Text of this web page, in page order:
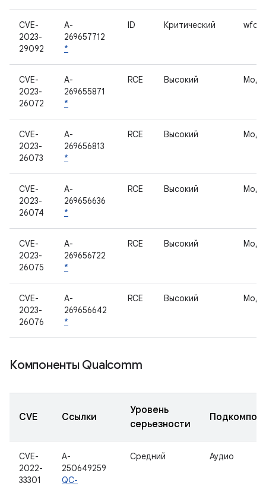
CVE-
2023-
29092
A-
269657712
*
ID Критический wfc-
CVE-
2023-
26072
A-
269655871
*
RCE Высокий
CVE-
2023-
26073
A-
269656813
*
RCE Высокий
CVE-
2023-
26074
A-
269656636
*
RCE Высокий
CVE-
2023-
26075
A-
269656722
*
RCE Высокий
CVE-
2023-
26076
A-
269656642
*
RCE Высокий
Компоненты Qualcomm
CVE Ссылки
Уровень
серьезности
CVE-
2022-
33301
A-
250649259
QC-
Средний Аудио